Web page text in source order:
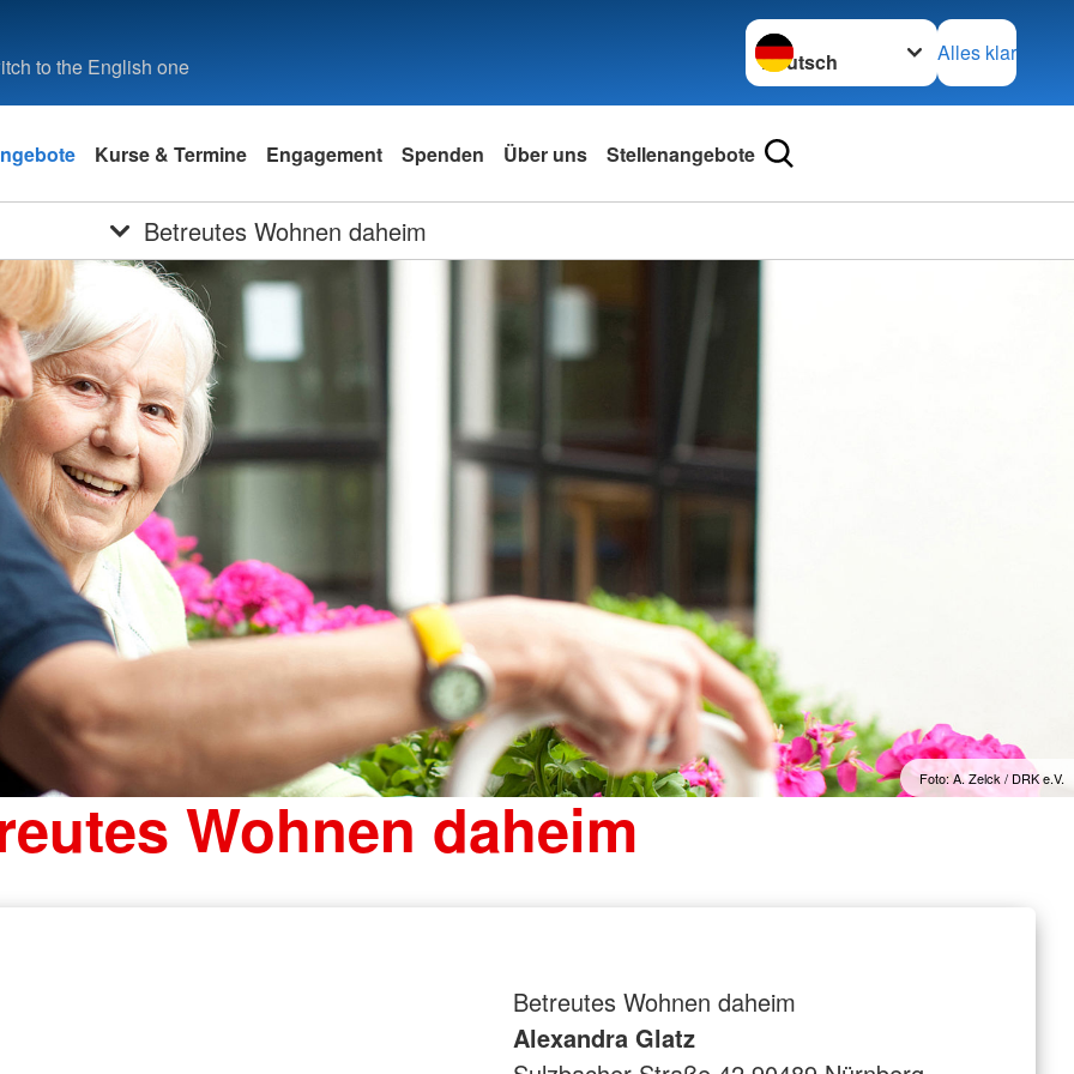
to the English one
Sprache wechseln zu
Alles klar
Kurse & Termine Engagement Spenden Über uns Stellenangebote
Betreutes Wohnen daheim
Foto: A. Zelck / DRK e.V.
Wohnen daheim
Betreutes Wohnen daheim
Alexandra Glatz